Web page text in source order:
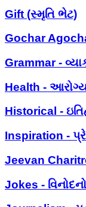
Gift (સ્મૃતિ ભેટ)
Gochar
Grammar -
Health -
Historical -
Inspiration -
Jeevan
Jokes -